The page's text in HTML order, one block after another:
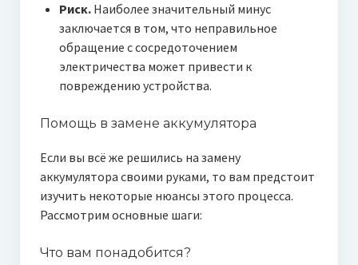
Риск.Наиболее значительный минус
заключается в том, что неправильное
обращение с сосредоточением
электричества может привести к
повреждению устройства.
Помощь в замене аккумулятора
Если вы всё же решились на замену
аккумулятора своими руками, то вам предстоит
изучить некоторые нюансы этого процесса.
Рассмотрим основные шаги:
Что вам понадобится?